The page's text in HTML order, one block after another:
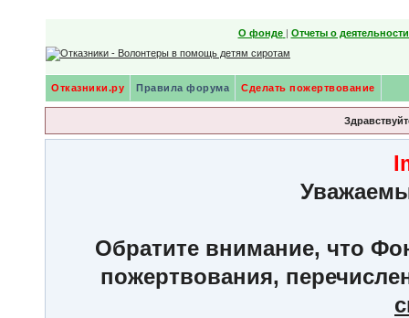
О фонде | Отчеты о
Отказники.ру Правила форума Сделать пожертвование
Обратите внимание, что
пожертвования,